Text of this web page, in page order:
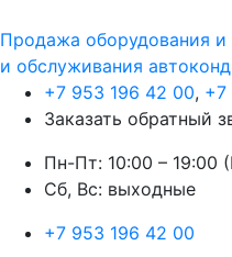
Продажа оборудования
и обслуживания
+7 953 196 42 00, +7
Заказать обратный
Пн-Пт: 10:00 – 19:00
Сб, Вс: выходные
+7 953 196 42 00